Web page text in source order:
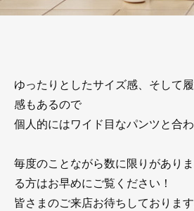
ゆったりとしたサイズ感、そして
感もあるので
個人的にはワイド目なパンツと合
毎度のことながら数に限りがあり
る方はお早めにご覧ください！
皆さまのご来店お待ちしております